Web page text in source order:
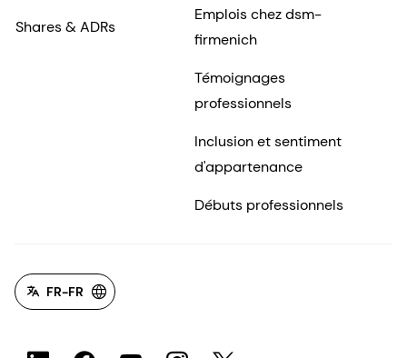
Shares & ADRs
Emplois chez dsm-
firmenich
Témoignages
professionnels
Inclusion et sentiment
d'appartenance
Débuts professionnels
FR-FR